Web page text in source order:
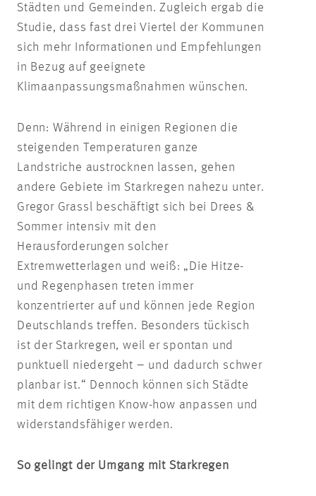
Städten und Gemeinden. Zugleich ergab die
Studie, dass fast drei Viertel der Kommunen
sich mehr Informationen und Empfehlungen
in Bezug auf geeignete
Klimaanpassungsmaßnahmen wünschen.
Denn: Während in einigen Regionen die
steigenden Temperaturen ganze
Landstriche austrocknen lassen, gehen
andere Gebiete im Starkregen nahezu unter.
Gregor Grassl beschäftigt sich bei Drees &
Sommer intensiv mit den
Herausforderungen solcher
Extremwetterlagen und weiß: „Die Hitze-
und Regenphasen treten immer
konzentrierter auf und können jede Region
Deutschlands treffen. Besonders tückisch
ist der Starkregen, weil er spontan und
punktuell niedergeht – und dadurch schwer
planbar ist.“ Dennoch können sich Städte
mit dem richtigen Know-how anpassen und
widerstandsfähiger werden.
So gelingt der Umgang mit Starkregen